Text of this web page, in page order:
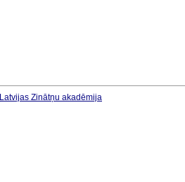
Latvijas Zinātņu akadēmija